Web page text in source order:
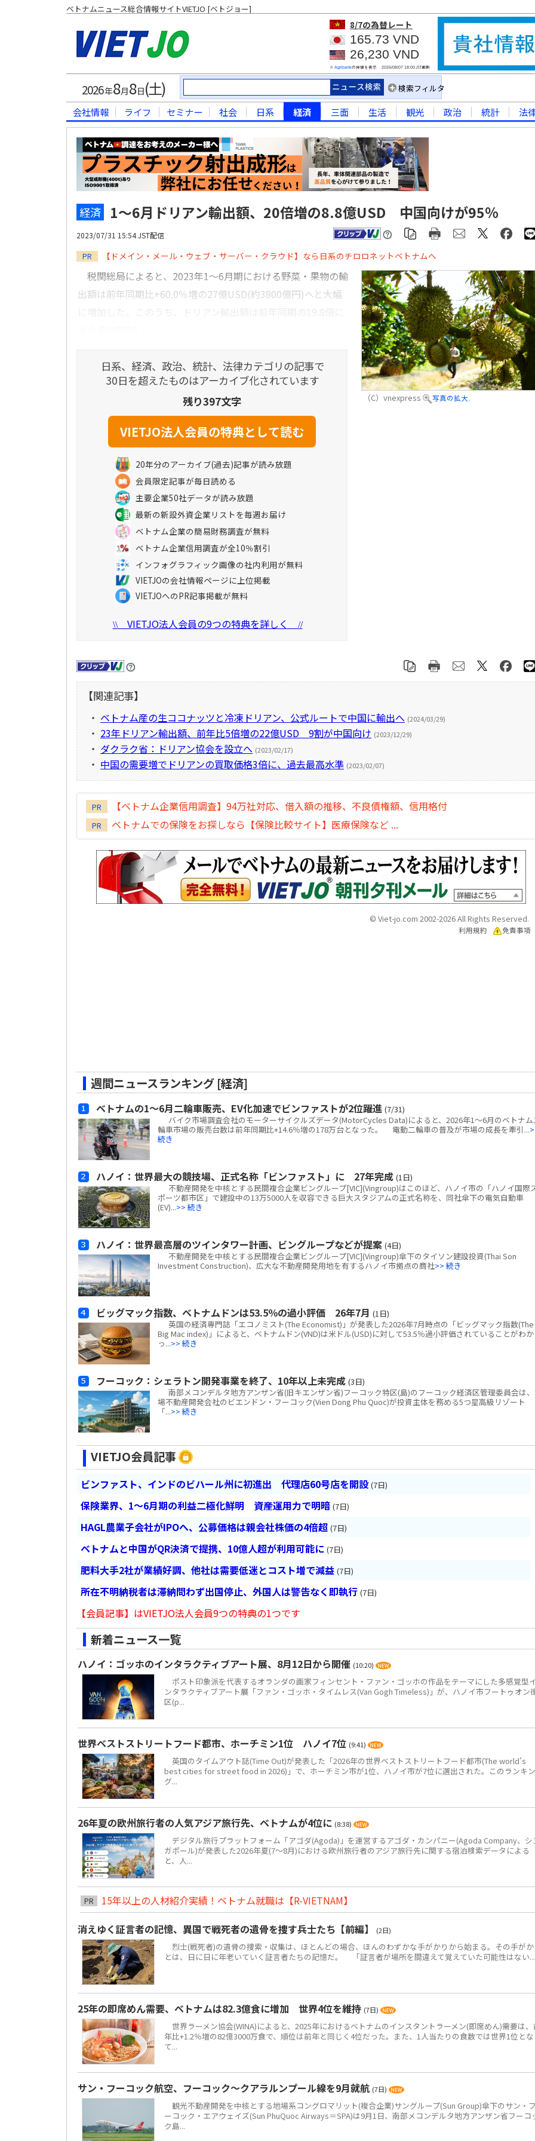
ベトナムニュース総合情報サイトVIETJO [ベトジョー]
8/7の為替レート
165.73 VND
26,230 VND
※ Agribankの仲値を表示 2026/08/07 18:00JST更新
2026年8月8日(土) 検索フィルタ
会社情報 ライフ セミナー 社会 日系 経済 三面 生活 観光 政治 統計 法
経済 1～6月ドリアン輸出額、20倍増の8.8億USD 中国向けが95％
2023/07/31 15:54 JST配信
PR 【ドメイン・メール・ウェブ・サーバー・クラウド】なら日系のチロロネットベトナムへ
（C）vnexpress 写真の拡大.
税関総局によると、2023年1～6月期における野菜・果物の輸
出額は前年同期比+60.0％増の27億USD(約3800億円)へと大幅
日系、経済、政治、統計、法律カテゴリの記事で
30日を超えたものはアーカイブ化されています
残り397文字
20年分のアーカイブ(過去)記事が読み放題
会員限定記事が毎日読める
主要企業50社データが読み放題
最新の新設外資企業リストを毎週お届け
ベトナム企業の簡易財務調査が無料
ベトナム企業信用調査が全10％割引
インフォグラフィック画像の社内利用が無料
VIETJOの会社情報ページに上位掲載
VIETJOへのPR記事掲載が無料
\\VIETJO法人会員の9つの特典を詳しく //
【関連記事】
・ ベトナム産の生ココナッツと冷凍ドリアン、公式ルートで中国に輸出へ (2024/03/29)
・ 23年ドリアン輸出額、前年比5倍増の22億USD 9割が中国向け (2023/12/29)
・ ダクラク省：ドリアン協会を設立へ (2023/02/17)
・ 中国の需要増でドリアンの買取価格3倍に、過去最高水準 (2023/02/07)
PR 【ベトナム企業信用調査】94万社対応、借入額の推移、不良債権額、信用格付
PR ベトナムでの保険をお探しなら【保険比較サイト】医療保険など ...
© Viet-jo.com 2002-2026 All Rights Reserved.
利用規約 免責事項
週間ニュースランキング [経済]
ベトナムの1～6月二輪車販売、EV化加速でビンファストが2位躍進 (7/31)
バイク市場調査会社のモーターサイクルズデータ(MotorCycles Data)によると、2026年1～6月のベトナ
輪車市場の販売台数は前年同期比+14.6％増の178万台となった。 電動二輪車の普及が市場の成長を牽引...
続き
ハノイ：世界最大の競技場、正式名称「ビンファスト」に 27年完成 (1日)
不動産開発を中核とする民間複合企業ビングループ[VIC](Vingroup)はこのほど、ハノイ市の「ハノイ国際
ポーツ都市区」で建設中の13万5000人を収容できる巨大スタジアムの正式名称を、同社傘下の電気自動車
(EV)...>> 続き
ハノイ：世界最高層のツインタワー計画、ビングループなどが提案 (4日)
不動産開発を中核とする民間複合企業ビングループ[VIC](Vingroup)傘下のタイソン建設投資(Thai Son
Investment Construction)、広大な不動産開発用地を有するハノイ市拠点の商社>> 続き
ビッグマック指数、ベトナムドンは53.5％の過小評価 26年7月 (1日)
英国の経済専門誌「エコノミスト(The Economist)」が発表した2026年7月時点の「ビッグマック指数(The
Big Mac index)」によると、ベトナムドン(VND)は米ドル(USD)に対して53.5％過小評価されていることがわか
っ...>> 続き
フーコック：シェラトン開発事業を終了、10年以上未完成 (3日)
南部メコンデルタ地方アンザン省(旧キエンザン省)フーコック特区(島)のフーコック経済区管理委員会は
場不動産開発会社のビエンドン・フーコック(Vien Dong Phu Quoc)が投資主体を務める5つ星高級リゾート
「...>> 続き
VIETJO会員記事
ビンファスト、インドのビハール州に初進出 代理店60号店を開設 (7日)
保険業界、1～6月期の利益二極化鮮明 資産運用力で明暗 (7日)
HAGL農業子会社がIPOへ、公募価格は親会社株価の4倍超 (7日)
ベトナムと中国がQR決済で提携、10億人超が利用可能に (7日)
肥料大手2社が業績好調、他社は需要低迷とコスト増で減益 (7日)
所在不明納税者は滞納問わず出国停止、外国人は警告なく即執行 (7日)
【会員記事】はVIETJO法人会員9つの特典の1つです
新着ニュース一覧
ハノイ：ゴッホのインタラクティブアート展、8月12日から開催 (10:20)
ポスト印象派を代表するオランダの画家フィンセント・ファン・ゴッホの作品をテーマにした多感覚型
ンタラクティブアート展「ファン・ゴッホ・タイムレス(Van Gogh Timeless)」が、ハノイ市フートゥオン
区(p...
世界ベストストリートフード都市、ホーチミン1位 ハノイ7位 (9:41)
英国のタイムアウト誌(Time Out)が発表した「2026年の世界ベストストリートフード都市(The world’s
best cities for street food in 2026)」で、ホーチミン市が1位、ハノイ市が7位に選出された。このランキン
グ...
26年夏の欧州旅行者の人気アジア旅行先、ベトナムが4位に (8:38)
デジタル旅行プラットフォーム「アゴダ(Agoda)」を運営するアゴダ・カンパニー(Agoda Company、シ
ガポール)が発表した2026年夏(7～8月)における欧州旅行者のアジア旅行先に関する宿泊検索データによる
と、人...
PR
15年以上の人材紹介実績！ベトナム就職は【R-VIETNAM】
消えゆく証言者の記憶、異国で戦死者の遺骨を捜す兵士たち【前編】
(2日)
烈士(戦死者)の遺骨の捜索・収集は、ほとんどの場合、ほんのわずかな手がかりから始まる。その手が
とは、日に日に年老いていく証言者たちの記憶だ。 「証言者が場所を間違えて覚えていた可能性はない...
25年の即席めん需要、ベトナムは82.3億食に増加 世界4位を維持 (7日)
世界ラーメン協会(WINA)によると、2025年におけるベトナムのインスタントラーメン(即席めん)需要は
年比+1.2％増の82億3000万食で、順位は前年と同じく4位だった。また、1人当たりの食数では世界1位と
て...
サン・フーコック航空、フーコック～クアラルンプール線を9月就航 (7日)
観光不動産開発を中核とする地場系コングロマリット(複合企業)サングループ(Sun Group)傘下のサン・
ーコック・エアウェイズ(Sun PhuQuoc Airways＝SPA)は9月1日、南部メコンデルタ地方アンザン省フーコ
ク島...